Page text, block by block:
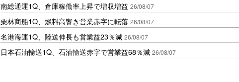
南総通運1Q、倉庫稼働率上昇で増収増益 26/08/07
栗林商船1Q、燃料高響き営業赤字に転落 26/08/07
名港海運1Q、陸送伸長も営業益23％減 26/08/07
日本石油輸送1Q、石油輸送赤字で営業益68％減 26/08/07